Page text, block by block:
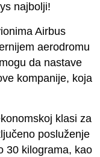
najbolji!
Airbus
aerodromu
da nastave
kompanije, koja
klasi za
posluženje
30 kilograma, kao